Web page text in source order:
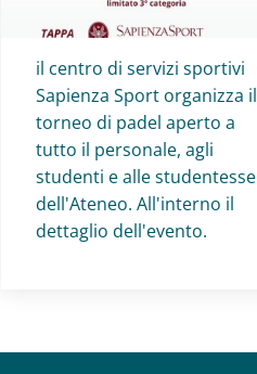
Titolo card :
il centro di servizi sportivi
Sapienza Sport organizza il
torneo di padel aperto a
tutto il personale, agli
studenti e alle studentesse
dell'Ateneo. All'interno il
dettaglio dell'evento.